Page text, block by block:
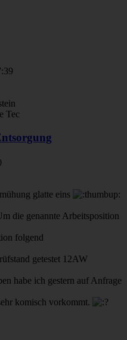
Tec
glatte eins
die genannte Arbeitsposition
folgend
getestet 12AW
habe ich gestern auf Anfrage
komisch vorkommt.